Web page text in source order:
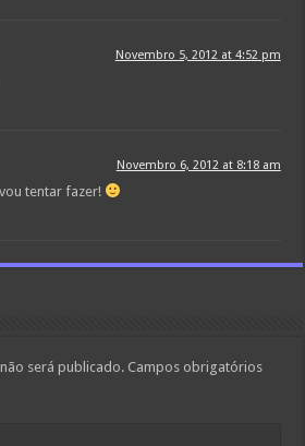
Novembro 5, 2012 at 4:52 pm
Novembro 6, 2012 at 8:18 am
tentar fazer!
será publicado. Campos obrigatórios